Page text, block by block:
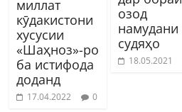
миллат
кӯдакистони
хусусии
«Шаҳноз»-ро
ба истифода
доданд
17.04.2022 0
озод
намудани
судяҳо
18.05.2021